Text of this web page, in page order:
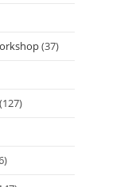
(37)
(127)